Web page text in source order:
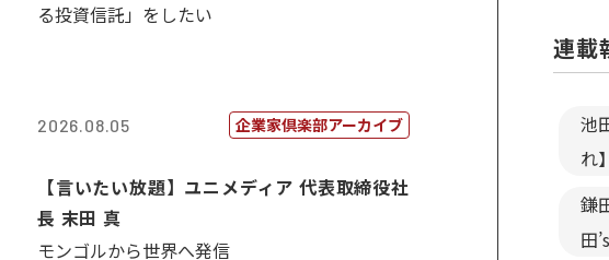
る投資信託」をしたい
2026.08.05 企業家倶楽部アーカイブ
【言いたい放題】ユニメディア 代表取締役社
長 末田 真
モンゴルから世界へ発信
連載
池
れ】
鎌
田